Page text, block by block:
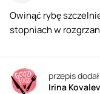
Owinąć rybę
stopniach w
przepis
Irina